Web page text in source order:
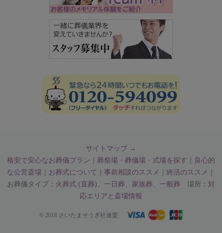
サイトマップ →
格安で安心なお葬儀プラン
葬祭場・葬儀場・式場を探す
良心的
な公営斎場
お葬式について 事前相談のススメ 終活のススメ
お葬儀タイプ： 火葬式 (直葬) 一日葬 家族葬 一般葬 場所： 対
応エリアと斎場情報
© 2018 さいたまそうぎ社連盟